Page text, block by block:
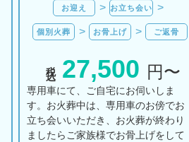
お迎え お立ち会い
個別火葬 お骨上げ ご返骨
27,500 円〜
専用車にて、ご自宅にお伺いしま
す。お火葬中は、専用車のお傍でお
立ち会いいただき、お火葬が終わり
ましたらご家族様でお骨上げをして